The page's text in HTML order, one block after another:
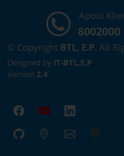
Apoiu
8002000
© Copyright BTL, E.P. All
Designed by IT-BTL,E.P
Version 2.4